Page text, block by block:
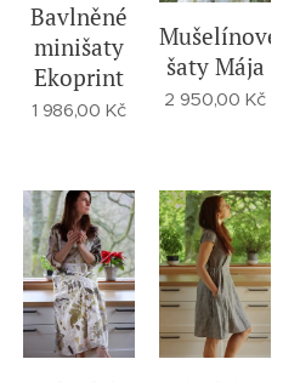
Bavlněné
minišaty
Ekoprint
1 986,00 Kč
Mušelínové
šaty Mája
2 950,00 Kč